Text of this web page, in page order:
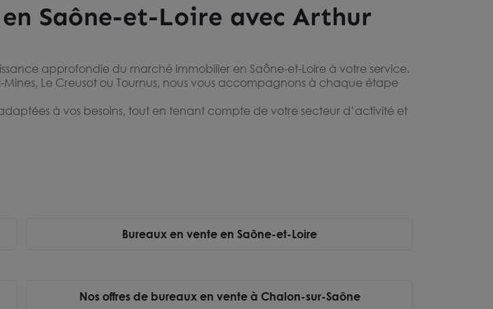
Saône-et-Loire avec Arthur
approfondie du marché immobilier en Saône-et-Loire à votre service.
Le Creusot ou Tournus, nous vous accompagnons à chaque étape
à vos besoins, tout en tenant compte de votre secteur d’activité et
Bureaux en vente en Saône-et-Loire
Nos offres de bureaux en vente à Chalon-sur-Saône